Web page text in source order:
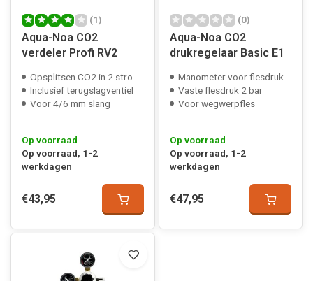
(1)
Aqua-Noa CO2
verdeler Profi RV2
Opsplitsen CO2 in 2 stromen
Inclusief terugslagventiel
Voor 4/6 mm slang
Op voorraad
Op voorraad, 1-2
werkdagen
€43,95
(0)
Aqua-Noa CO2
drukregelaar Basic E1
Manometer voor flesdruk
Vaste flesdruk 2 bar
Voor wegwerpfles
Op voorraad
Op voorraad, 1-2
werkdagen
€47,95